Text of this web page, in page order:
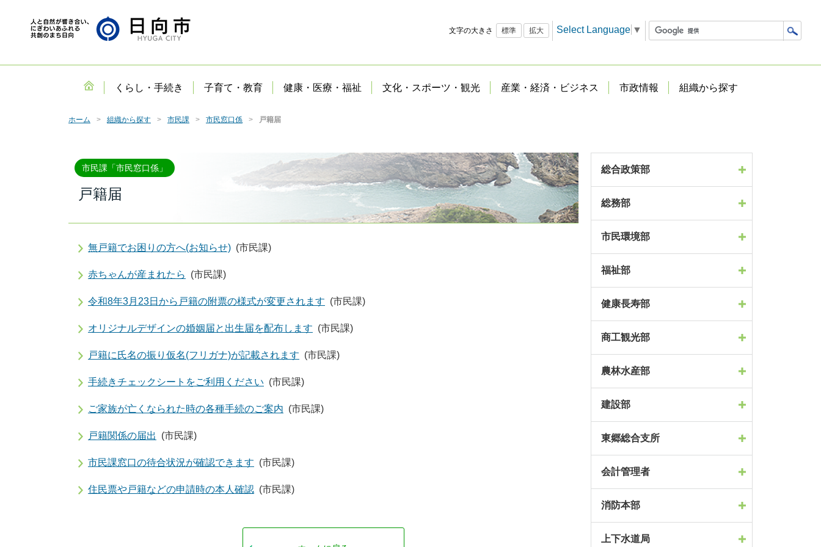
文字の大きさ 標準 拡大 Select Language ▼
くらし・手続き 子育て・教育 健康・医療・福祉 文化・スポーツ・観光 産業・経済・ビジネス 市政情報 組織から探す
ホーム 組織から探す 市民課 市民窓口係 戸籍届
市民課「市民窓口係」
戸籍届
無戸籍でお困りの方へ(お知らせ) (市民課)
赤ちゃんが産まれたら (市民課)
令和8年3月23日から戸籍の附票の様式が変更されます (市民課)
オリジナルデザインの婚姻届と出生届を配布します (市民課)
戸籍に氏名の振り仮名(フリガナ)が記載されます (市民課)
手続きチェックシートをご利用ください (市民課)
ご家族が亡くなられた時の各種手続のご案内 (市民課)
戸籍関係の届出 (市民課)
市民課窓口の待合状況が確認できます (市民課)
住民票や戸籍などの申請時の本人確認 (市民課)
総合政策部
総務部
市民環境部
福祉部
健康長寿部
商工観光部
農林水産部
建設部
東郷総合支所
会計管理者
消防本部
上下水道局